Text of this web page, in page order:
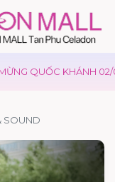
QUỐC KHÁNH 02/09
SOUND